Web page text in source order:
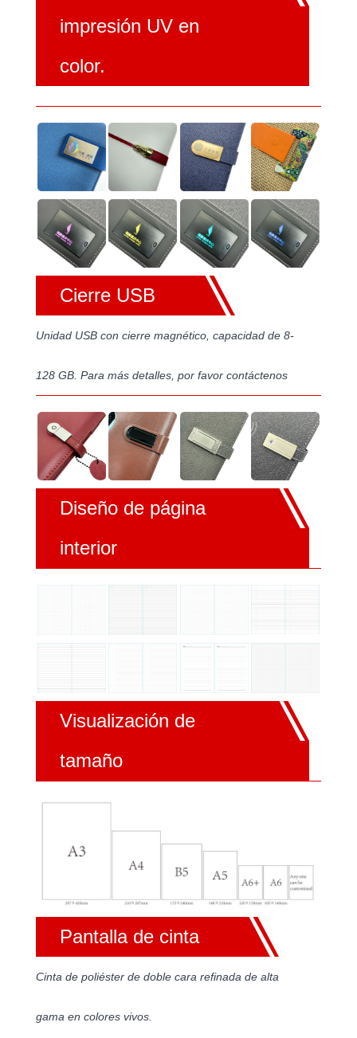
impresión UV en
color.
Cierre USB
Unidad USB con cierre magnético, capacidad de 8-
128 GB. Para más detalles, por favor contáctenos
Diseño de página
interior
Visualización de
tamaño
Pantalla de cinta
Cinta de poliéster de doble cara refinada de alta
gama en colores vivos.